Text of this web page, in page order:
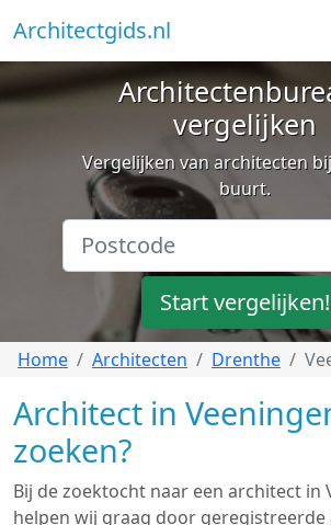
Architectgids.nl
vergelijken
Vergelijken van architecten
buurt.
Start vergelijken!
Home Architecten Drenthe
Architect in
zoeken?
Bij de zoektocht naar een architect in
helpen wij graag door geregistreerde